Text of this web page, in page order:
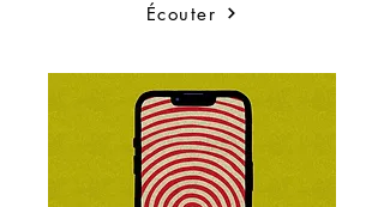
Écouter